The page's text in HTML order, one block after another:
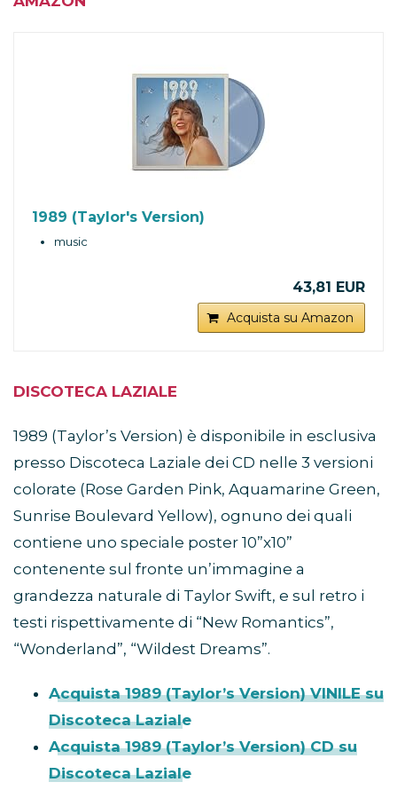
1989 (Taylor's Version)
music
43,81 EUR
Acquista su Amazon
DISCOTECA LAZIALE
1989 (Taylor’s Version) è disponibile in esclusiva
presso Discoteca Laziale dei CD nelle 3 versioni
colorate (Rose Garden Pink, Aquamarine Green,
Sunrise Boulevard Yellow), ognuno dei quali
contiene uno speciale poster 10”x10”
contenente sul fronte un’immagine a
grandezza naturale di Taylor Swift, e sul retro i
testi rispettivamente di “New Romantics”,
“Wonderland”, “Wildest Dreams”.
Acquista 1989 (Taylor’s Version) VINILE su
Discoteca Laziale
Acquista 1989 (Taylor’s Version) CD su
Discoteca Laziale